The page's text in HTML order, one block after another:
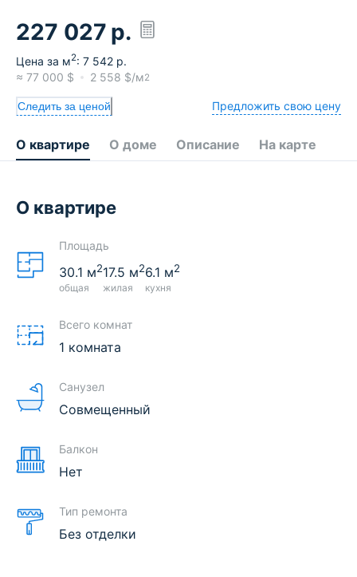
227 027 р.
Цена за м2: 7 542 р.
≈ 77 000 $ 2 558 $/м2
Следить за ценой Предложить свою цену
О квартире О доме Описание На карте
О квартире
Площадь
30.1 м2
общая
17.5 м2
жилая
6.1 м2
кухня
Всего комнат
1 комната
Санузел
Совмещенный
Балкон
Нет
Тип ремонта
Без отделки